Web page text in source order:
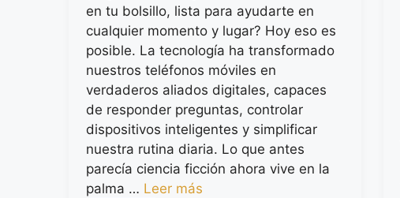
en tu bolsillo, lista para ayudarte en
cualquier momento y lugar? Hoy eso es
posible. La tecnología ha transformado
nuestros teléfonos móviles en
verdaderos aliados digitales, capaces
de responder preguntas, controlar
dispositivos inteligentes y simplificar
nuestra rutina diaria. Lo que antes
parecía ciencia ficción ahora vive en la
palma … Leer más